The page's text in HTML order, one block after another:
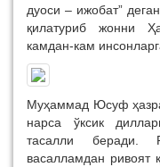
дуоси – ижобат”
қилатуриб жонни
камдан-кам
Муҳаммад Юсуф
нарса ўксик
тасалли беради.
васалламдан ривоят